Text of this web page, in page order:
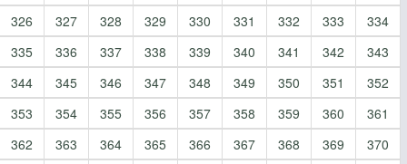
326
327 328 329 330 331 332 333
334
335
336 337 338 339 340 341 342
343
344
345 346 347 348 349 350 351
352
353
354 355 356 357 358 359 360
361
362
363 364 365 366 367 368 369
370